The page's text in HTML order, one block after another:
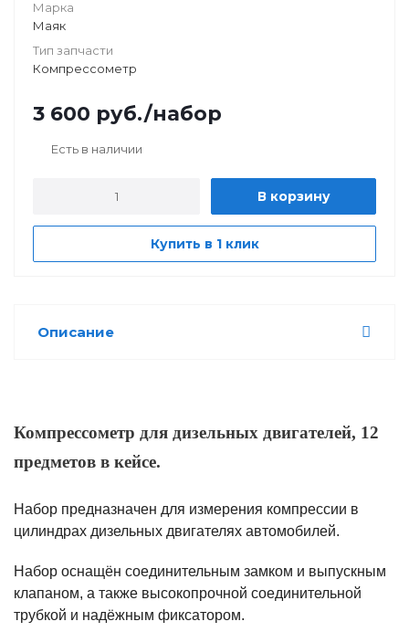
Марка
Маяк
Тип запчасти
Компрессометр
3 600 руб./набор
Есть в наличии
В корзину
Купить в 1 клик
Описание
Компрессометр для дизельных двигателей, 12
предметов в кейсе.
Набор предназначен для измерения компрессии в
цилиндрах дизельных двигателях автомобилей.
Набор оснащён соединительным замком и выпускным
клапаном, а также высокопрочной соединительной
трубкой и надёжным фиксатором.